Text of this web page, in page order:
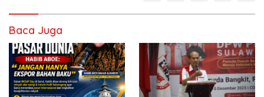
Baca Juga